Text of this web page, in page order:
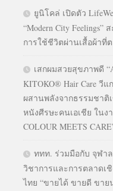
ยูนิโคล่ เปิดตัว
“Modern City
การใช้ชีวิตผ่านเสื้อผ้าที่
เสกผมสวยสุขภาพดี
KITOKO® Hair Care วี
ผสานพลังจากธรรมชาติ
หนังศีรษะคนเอเชีย ในง
COLOUR MEETS
ททท. ร่วมมือกับ จุฬา
วิชาการและการตลาดเ
ไทย “ขายได้ ขายดี ขาย